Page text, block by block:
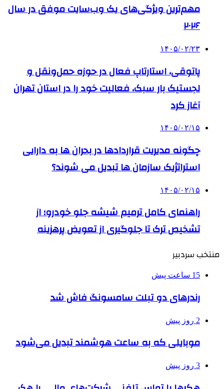
مهم‌ترین ویژگی‌های یک وب‌سایت موفق در سال
۲۰۲۶
۱۴۰۵/۰۲/۲۳
پاتوقی، استارتاپ فعال در حوزه حمل‌ونقل و
لجستیک بار سبک، فعالیت خود را در استان تهران
آغاز کرد
۱۴۰۵/۰۲/۱۵
چگونه مدیریت قراردادها در بحران ها به دارایی
استراتژیک سازمان ها تبدیل می شوند؟
۱۴۰۵/۰۲/۱۵
راهنمای کامل ترمیم شیشه جلو خودرو؛ از
تشخیص ترک تا جلوگیری از تعویض پرهزینه
منتخب سردبیر
15 ساعت پیش
رندرهای دو تبلت سامسونگ فاش شد
2 روز پیش
موبایلی که به ساعت هوشمند تبدیل می‌شود
3 روز پیش